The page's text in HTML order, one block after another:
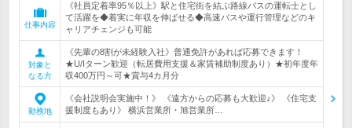
仕事内容
《社員定着率95％以上》駅と住宅街を結ぶ路線バスの運転士とし
て活躍を◆着実に年収を伸ばせる◆高速バスや運行管理などのキ
ャリアチェンジも可能
対象と
なる方
《先輩の8割が未経験入社》普通免許があれば応募できます！
★U/Iターン歓迎（転居費用支援＆家賃補助制度あり）★初年度年
収400万円～可★賞与4カ月分
勤務地
《会社説明会実施中！》 《遠方からの応募も大歓迎♪》 《住宅支
援制度もあり》 横浜営業所・旭営業所…